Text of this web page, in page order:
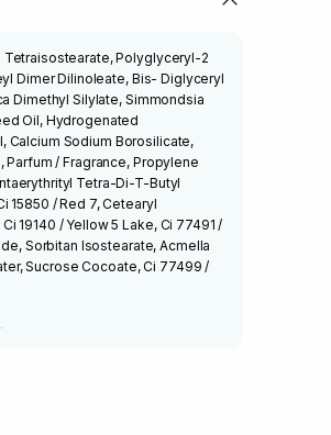
Polyglyceryl-2
Dimer Dilinoleate, Bis- Diglyceryl
Dimethyl Silylate, Simmondsia
Oil, Hydrogenated
Calcium Sodium Borosilicate,
/ Fragrance, Propylene
Tetra-Di-T-Butyl
15850 / Red 7, Cetearyl
19140 / Yellow 5 Lake, Ci 77491 /
Sorbitan Isostearate, Acmella
Sucrose Cocoate, Ci 77499 /